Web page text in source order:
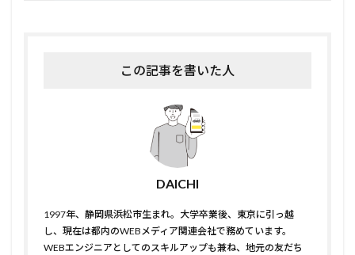
この記事を書いた人
DAICHI
1997年、静岡県浜松市生まれ。大学卒業後、東京に引っ越
し、現在は都内のWEBメディア関連会社で務めています。
WEBエンジニアとしてのスキルアップも兼ね、地元の友だち